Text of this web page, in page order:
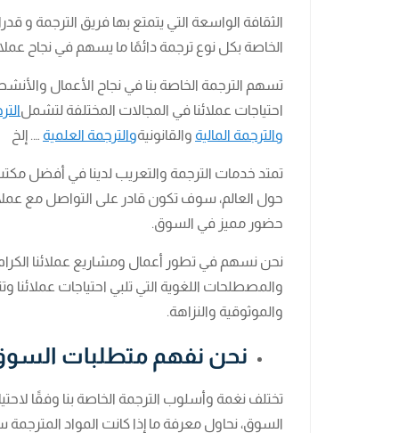
الثقافة الواسعة التي يتمتع بها فريق الترجمة و
الخاصة بكل نوع ترجمة دائمًا ما يسهم في نجاح
تسهم الترجمة الخاصة بنا في نجاح الأعمال
احتياجات عملائنا في المجالات المختلفة لتشمل
والترجمة المالية والقانونيةوالترجمة العلمية …. إلخ
حول العالم، سوف تكون قادر على التواصل مع
حضور مميز في السوق.
نحن نسهم في تطور أعمال ومشاريع عملائنا
والمصطلحات اللغوية التي تلبي احتياجات
والموثوقية والنزاهة.
نحن نفهم متطلبات
تختلف نغمة وأسلوب الترجمة الخاصة بنا وفقًا
السوق، نحاول معرفة ما إذا كانت المواد